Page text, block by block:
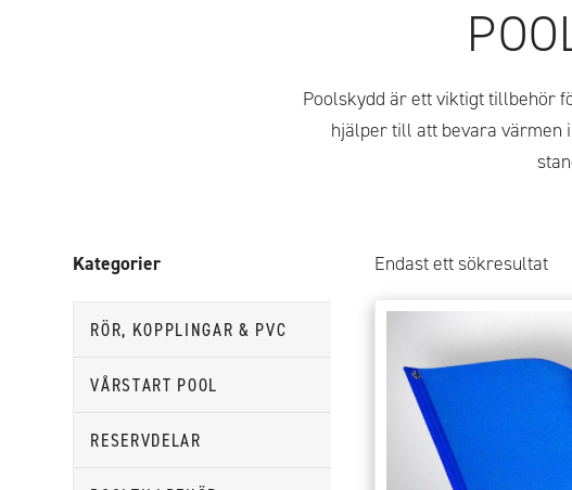
Poolskydd är ett viktigt tillbehör
hjälper till att bevara värmen
Kategorier
RÖR, KOPPLINGAR & PVC
VÅRSTART POOL
RESERVDELAR
Endast ett sökresultat
produkten
varianter.